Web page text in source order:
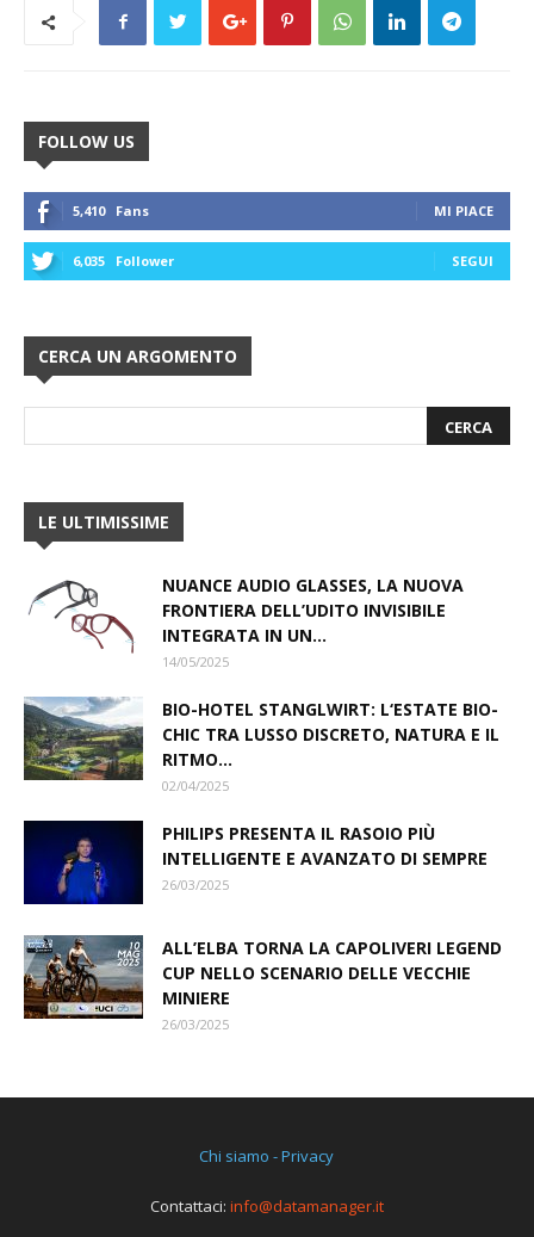
FOLLOW US
5,410 Fans MI PIACE
6,035 Follower SEGUI
CERCA UN ARGOMENTO
LE ULTIMISSIME
NUANCE AUDIO GLASSES, LA NUOVA
FRONTIERA DELL’UDITO INVISIBILE
INTEGRATA IN UN...
14/05/2025
BIO-HOTEL STANGLWIRT: L‘ESTATE BIO-
CHIC TRA LUSSO DISCRETO, NATURA E IL
RITMO...
02/04/2025
PHILIPS PRESENTA IL RASOIO PIÙ
INTELLIGENTE E AVANZATO DI SEMPRE
26/03/2025
ALL’ELBA TORNA LA CAPOLIVERI LEGEND
CUP NELLO SCENARIO DELLE VECCHIE
MINIERE
26/03/2025
Chi siamo - Privacy
Contattaci: info@datamanager.it